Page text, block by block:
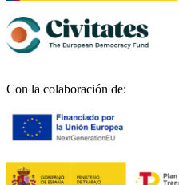
Con la colaboración de: